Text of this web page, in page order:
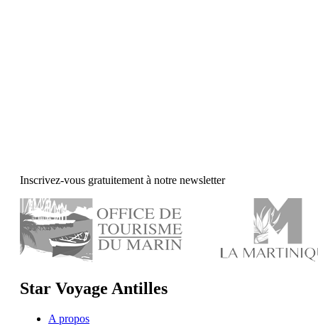
Inscrivez-vous gratuitement à notre newsletter
Star Voyage Antilles
A propos